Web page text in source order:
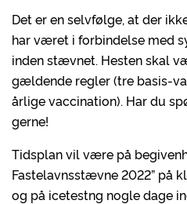
Det er en selvfølge, at der
har været i forbindelse med
inden stævnet. Hesten skal
gældende regler (tre basis-
årlige vaccination). Har du
gerne!
Tidsplan vil være på
Fastelavnsstævne 2022” på
og på icetestng nogle dage